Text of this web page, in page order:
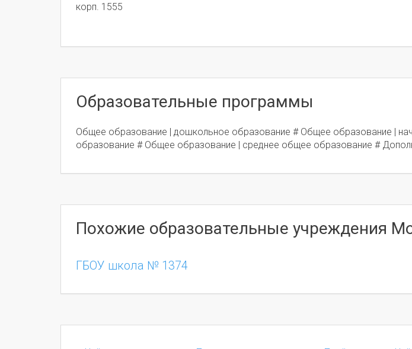
корп. 1555
Образовательные программы
Общее образование | дошкольное образование # Общее образование |
образование # Общее образование | среднее общее образование #
Похожие образовательные учреждения
ГБОУ школа № 1374